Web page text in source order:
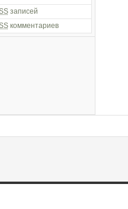
записей
комментариев